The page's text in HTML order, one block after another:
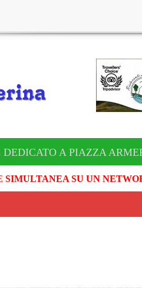
A PIAZZA
SIMULTANEA SU UN